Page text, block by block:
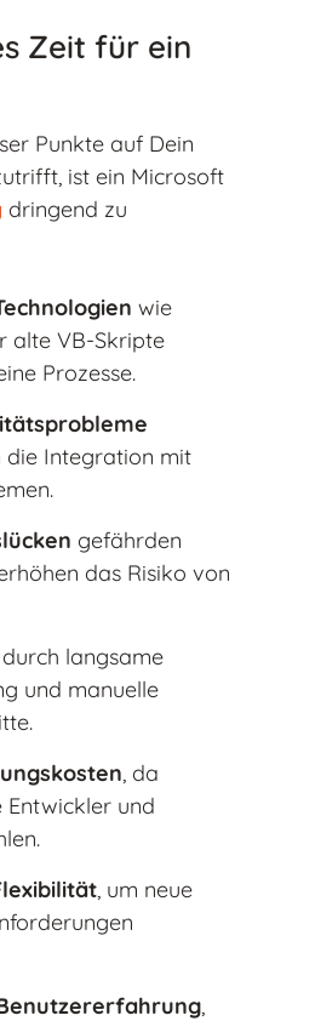
Zeit für ein
Punkte auf Dein
ist ein Microsoft
dringend zu
wie
alte VB-Skripte
Prozesse.
die Integration mit
gefährden
das Risiko von
durch langsame
und manuelle
, da
Entwickler und
, um neue
,